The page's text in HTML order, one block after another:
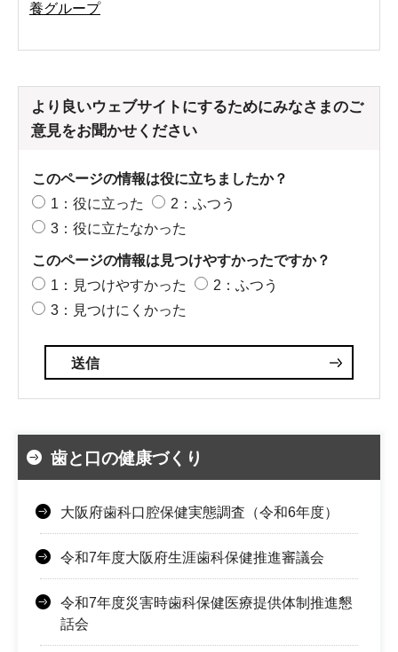
養グループ
より良いウェブサイトにするためにみなさまのご
意見をお聞かせください
このページの情報は役に立ちましたか？
1：役に立った
2：ふつう
3：役に立たなかった
このページの情報は見つけやすかったですか？
1：見つけやすかった
2：ふつう
3：見つけにくかった
歯と口の健康づくり
大阪府歯科口腔保健実態調査（令和6年度）
令和7年度大阪府生涯歯科保健推進審議会
令和7年度災害時歯科保健医療提供体制推進懇
話会